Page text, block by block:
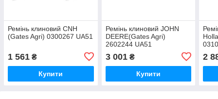
Ремінь клиновий CNH
(Gates Agri) 0300267 UA51
1 561 ₴
Купити
Ремінь клиновий JOHN
DEERE(Gates Agri)
2602244 UA51
3 001₴
Купити
2